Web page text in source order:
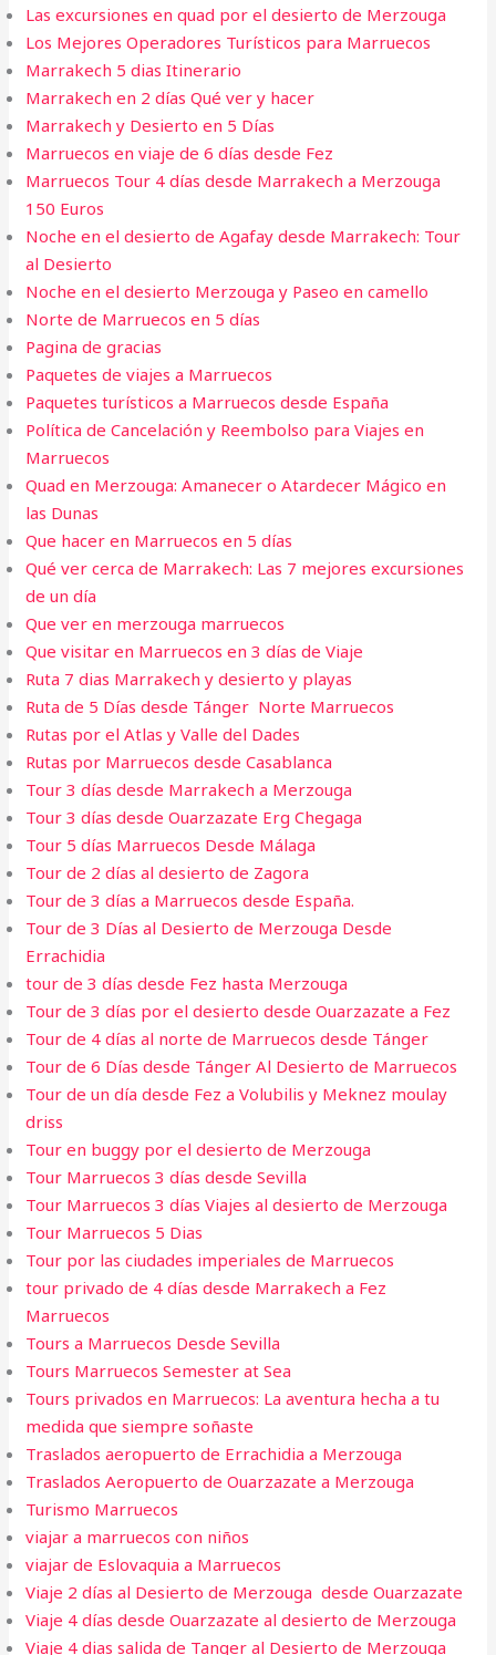
Las excursiones en quad por el desierto de Merzouga
Los Mejores Operadores Turísticos para Marruecos
Marrakech 5 dias​ Itinerario
Marrakech en 2 días Qué ver y hacer
Marrakech y Desierto en 5 Días
Marruecos en viaje de 6 días desde Fez
Marruecos Tour 4 días desde Marrakech a Merzouga
150 Euros
Noche en el desierto de Agafay desde Marrakech: Tour
al Desierto
Noche en el desierto Merzouga y Paseo en camello
Norte de Marruecos en 5 días
Pagina de gracias
Paquetes de viajes a Marruecos
Paquetes turísticos a Marruecos desde España
Política de Cancelación y Reembolso para Viajes en
Marruecos
Quad en Merzouga: Amanecer o Atardecer Mágico en
las Dunas
Que hacer en Marruecos en 5 días
Qué ver cerca de Marrakech: Las 7 mejores excursiones
de un día
Que ver en merzouga marruecos
Que visitar en Marruecos en 3 días de Viaje
Ruta 7 dias Marrakech y desierto y playas
Ruta de 5 Días desde Tánger Norte Marruecos
Rutas por el Atlas y Valle del Dades
Rutas por Marruecos desde Casablanca
Tour 3 días desde Marrakech a Merzouga
Tour 3 días desde Ouarzazate Erg Chegaga
Tour 5 días Marruecos Desde Málaga
Tour de 2 días al desierto de Zagora
Tour de 3 días a Marruecos desde España.
Tour de 3 Días al Desierto de Merzouga Desde
Errachidia
tour de 3 días desde Fez hasta Merzouga
Tour de 3 días por el desierto desde Ouarzazate a Fez
Tour de 4 días al norte de Marruecos desde Tánger
Tour de 6 Días desde Tánger Al Desierto de Marruecos
Tour de un día desde Fez a Volubilis y Meknez moulay
driss
Tour en buggy por el desierto de Merzouga
Tour Marruecos 3 días desde Sevilla
Tour Marruecos 3 días Viajes al desierto de Merzouga
Tour Marruecos 5 Dias
Tour por las ciudades imperiales de Marruecos
tour privado de 4 días desde Marrakech a Fez
Marruecos
Tours a Marruecos Desde Sevilla
Tours Marruecos Semester at Sea
Tours privados en Marruecos: La aventura hecha a tu
medida que siempre soñaste
Traslados aeropuerto de Errachidia a Merzouga
Traslados Aeropuerto de Ouarzazate a Merzouga
Turismo Marruecos
viajar a marruecos con niños
viajar de Eslovaquia a Marruecos
Viaje 2 días al Desierto de Merzouga desde Ouarzazate
Viaje 4 días desde Ouarzazate al desierto de Merzouga
Viaje 4 dias salida de Tanger al Desierto de Merzouga